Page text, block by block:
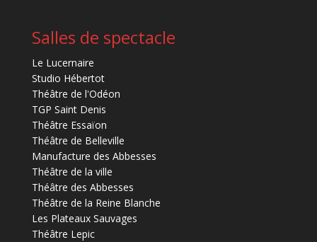
Salles de spectacle
Le Lucernaire
Studio Hébertot
Théâtre de l'Odéon
TGP Saint Denis
Théâtre Essaïon
Théâtre de Belleville
Manufacture des Abbesses
Théâtre de la ville
Théâtre des Abbesses
Théâtre de la Reine Blanche
Les Plateaux Sauvages
Théâtre Lepic